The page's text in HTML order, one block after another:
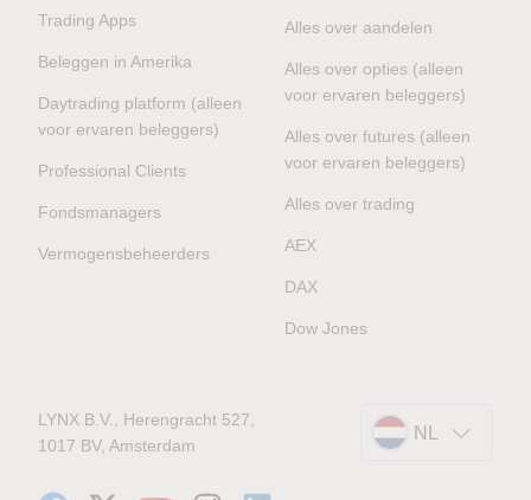
Trading Apps
Beleggen in Amerika
Daytrading platform (alleen
voor ervaren beleggers)
Professional Clients
Fondsmanagers
Vermogensbeheerders
Alles over aandelen
Alles over opties (alleen
voor ervaren beleggers)
Alles over futures (alleen
voor ervaren beleggers)
Alles over trading
AEX
DAX
Dow Jones
LYNX B.V., Herengracht 527,
1017 BV, Amsterdam
NL